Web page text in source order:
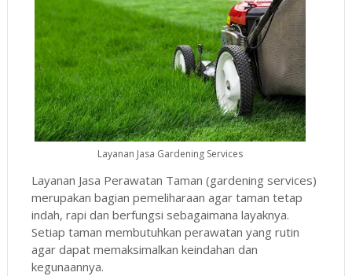
Layanan Jasa Gardening Services
Layanan Jasa Perawatan Taman (gardening services)
merupakan bagian pemeliharaan agar taman tetap
indah, rapi dan berfungsi sebagaimana layaknya.
Setiap taman membutuhkan perawatan yang rutin
agar dapat memaksimalkan keindahan dan
kegunaannya.